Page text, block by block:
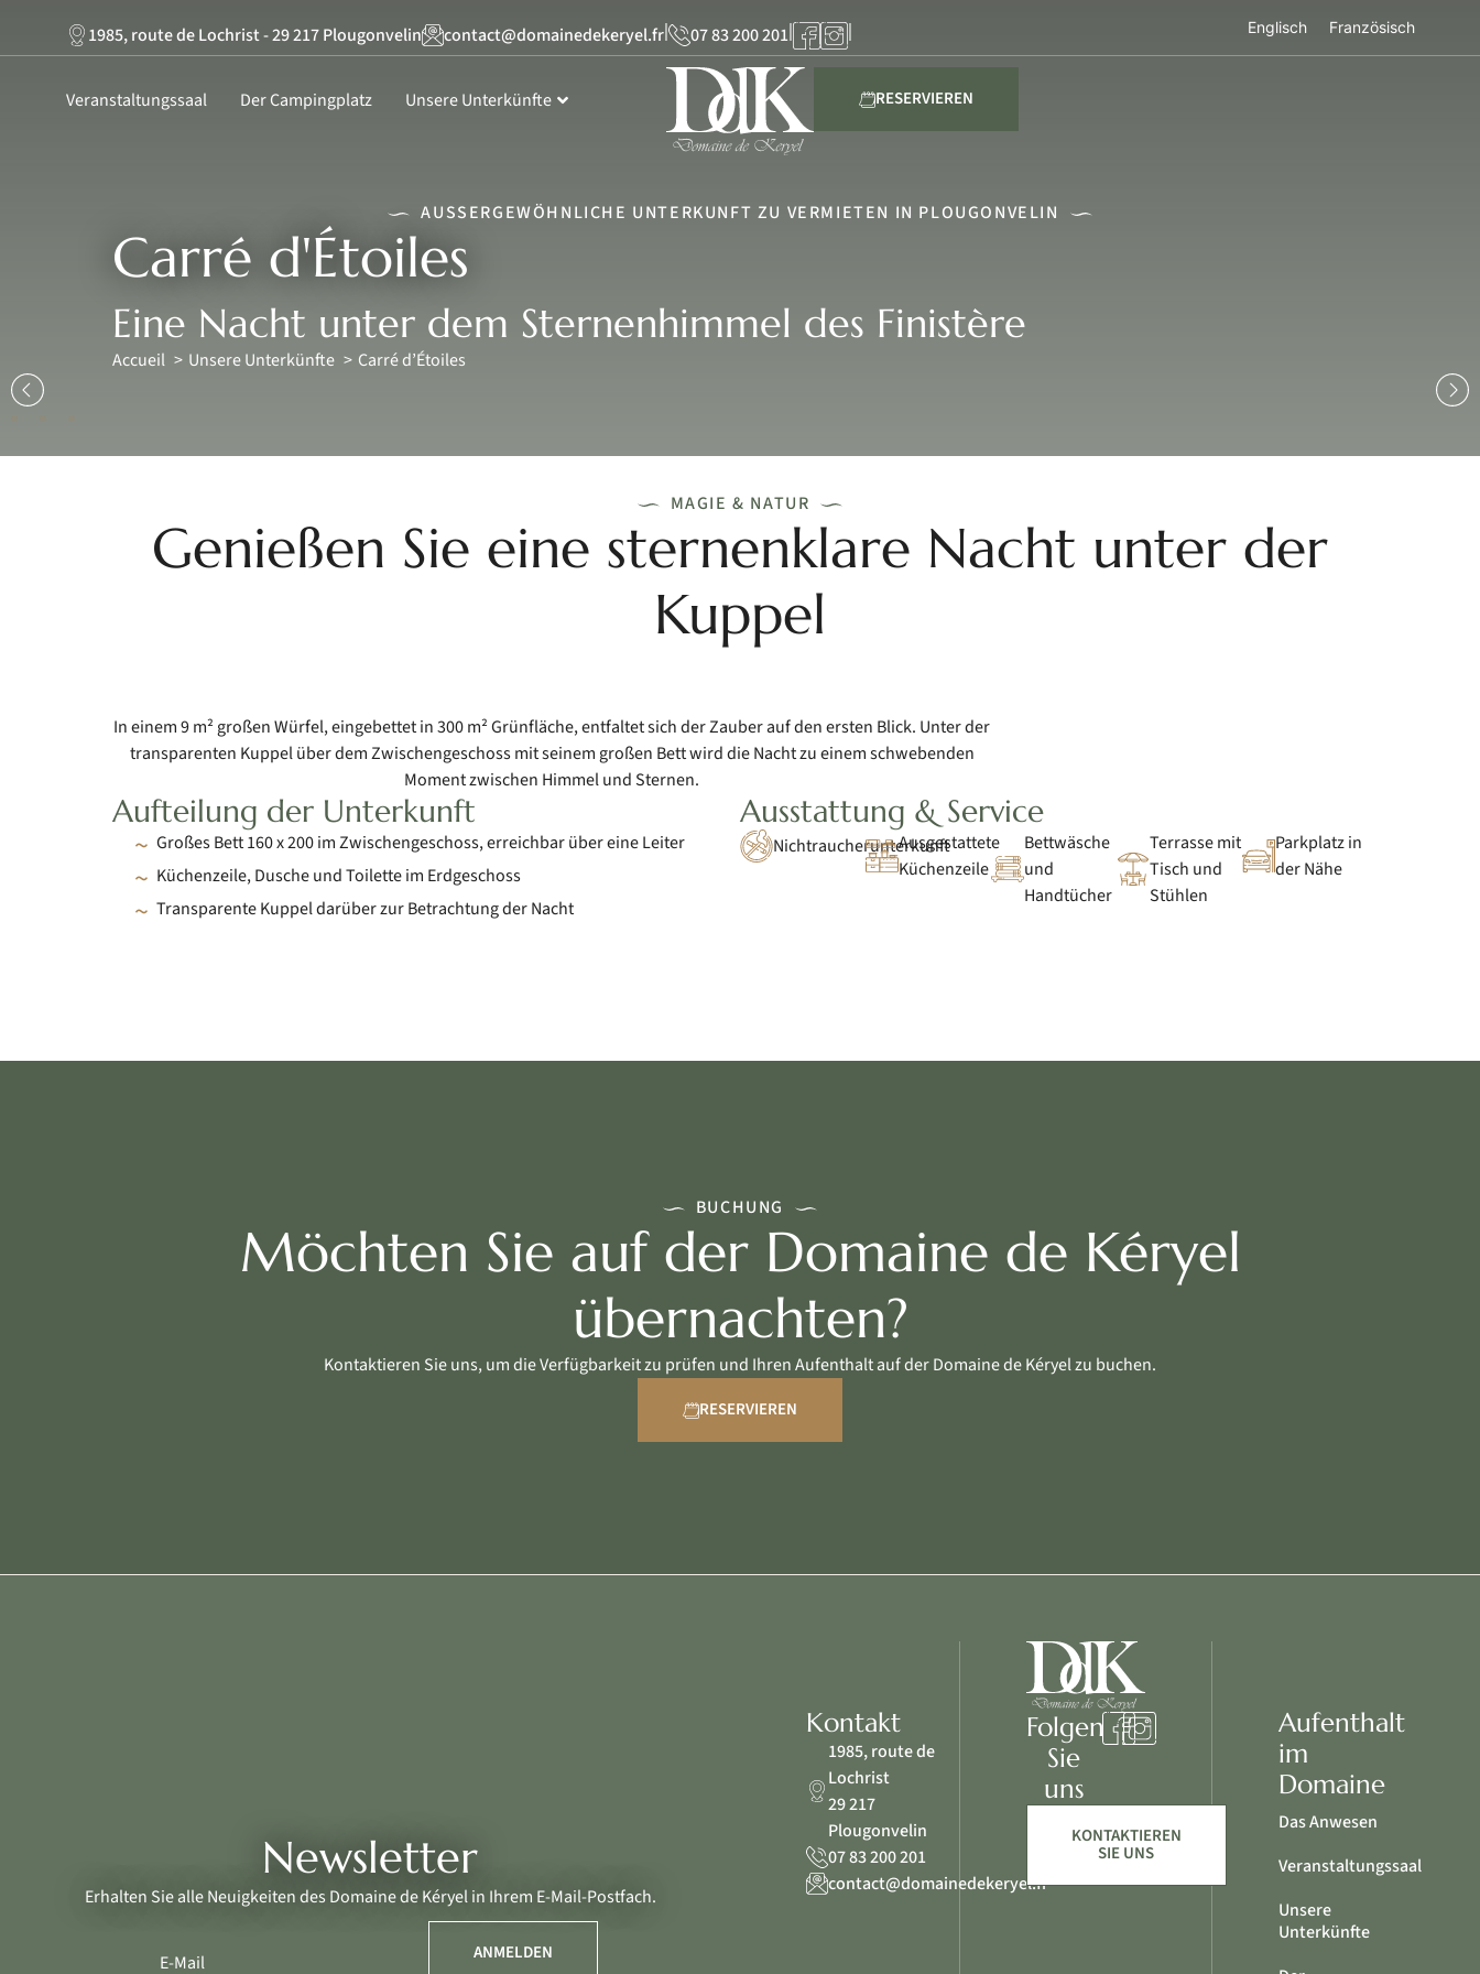
1985, route de Lochrist - 29 217 Plougonvelin contact@domainedekeryel.fr| 07 83 200 201| | Englisch Französisch
Veranstaltungssaal Der Campingplatz Unsere Unterkünfte RESERVIEREN
AUSSERGEWÖHNLICHE UNTERKUNFT ZU VERMIETEN IN PLOUGONVELIN
Carré d'Étoiles
Eine Nacht unter dem Sternenhimmel des Finistère
Accueil Unsere Unterkünfte Carré d’Étoiles
MAGIE & NATUR
Genießen Sie eine sternenklare Nacht unter der
Kuppel
In einem 9 m² großen Würfel, eingebettet in 300 m² Grünfläche, entfaltet sich der Zauber auf den ersten Blick. Unter der
transparenten Kuppel über dem Zwischengeschoss mit seinem großen Bett wird die Nacht zu einem schwebenden
Moment zwischen Himmel und Sternen.
Aufteilung der Unterkunft
Großes Bett 160 x 200 im Zwischengeschoss, erreichbar über eine Leiter
Küchenzeile, Dusche und Toilette im Erdgeschoss
Transparente Kuppel darüber zur Betrachtung der Nacht
Ausstattung & Service
NichtraucherunterkunftAusgestattete
Küchenzeile
Bettwäsche
und
Handtücher
Terrasse mit
Tisch und
Stühlen
Parkplatz in
der Nähe
BUCHUNG
Möchten Sie auf der Domaine de Kéryel
übernachten?
Kontaktieren Sie uns, um die Verfügbarkeit zu prüfen und Ihren Aufenthalt auf der Domaine de Kéryel zu buchen.
RESERVIEREN
Newsletter
Erhalten Sie alle Neuigkeiten des Domaine de Kéryel in Ihrem E-Mail-Postfach.
ANMELDEN
Kontakt
1985, route de
Lochrist
29 217
Plougonvelin
07 83 200 201
contact@domainedekeryel.fr
Folgen
Sie
uns
KONTAKTIEREN
SIE UNS
Aufenthalt
im
Domaine
Das Anwesen
Veranstaltungssaal
Unsere
Unterkünfte